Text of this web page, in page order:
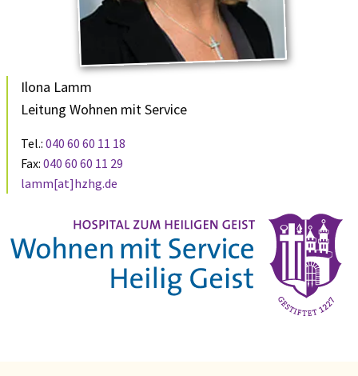
Ilona Lamm
Leitung Wohnen mit Service
Tel.: 040 60 60 11 18
Fax: 040 60 60 11 29
lamm[at]hzhg.de